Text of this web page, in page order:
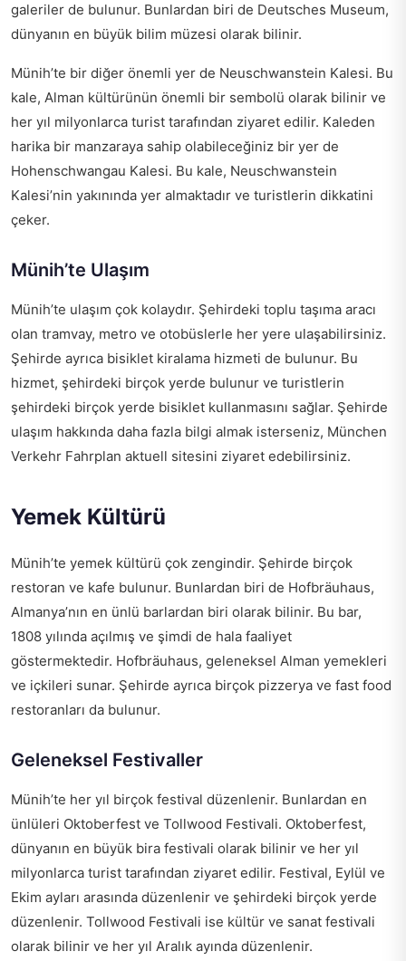
galeriler de bulunur. Bunlardan biri de Deutsches Museum,
dünyanın en büyük bilim müzesi olarak bilinir.
Münih’te bir diğer önemli yer de Neuschwanstein Kalesi. Bu
kale, Alman kültürünün önemli bir sembolü olarak bilinir ve
her yıl milyonlarca turist tarafından ziyaret edilir. Kaleden
harika bir manzaraya sahip olabileceğiniz bir yer de
Hohenschwangau Kalesi. Bu kale, Neuschwanstein
Kalesi’nin yakınında yer almaktadır ve turistlerin dikkatini
çeker.
Münih’te Ulaşım
Münih’te ulaşım çok kolaydır. Şehirdeki toplu taşıma aracı
olan tramvay, metro ve otobüslerle her yere ulaşabilirsiniz.
Şehirde ayrıca bisiklet kiralama hizmeti de bulunur. Bu
hizmet, şehirdeki birçok yerde bulunur ve turistlerin
şehirdeki birçok yerde bisiklet kullanmasını sağlar. Şehirde
ulaşım hakkında daha fazla bilgi almak isterseniz, München
Verkehr Fahrplan aktuell sitesini ziyaret edebilirsiniz.
Yemek Kültürü
Münih’te yemek kültürü çok zengindir. Şehirde birçok
restoran ve kafe bulunur. Bunlardan biri de Hofbräuhaus,
Almanya’nın en ünlü barlardan biri olarak bilinir. Bu bar,
1808 yılında açılmış ve şimdi de hala faaliyet
göstermektedir. Hofbräuhaus, geleneksel Alman yemekleri
ve içkileri sunar. Şehirde ayrıca birçok pizzerya ve fast food
restoranları da bulunur.
Geleneksel Festivaller
Münih’te her yıl birçok festival düzenlenir. Bunlardan en
ünlüleri Oktoberfest ve Tollwood Festivali. Oktoberfest,
dünyanın en büyük bira festivali olarak bilinir ve her yıl
milyonlarca turist tarafından ziyaret edilir. Festival, Eylül ve
Ekim ayları arasında düzenlenir ve şehirdeki birçok yerde
düzenlenir. Tollwood Festivali ise kültür ve sanat festivali
olarak bilinir ve her yıl Aralık ayında düzenlenir.